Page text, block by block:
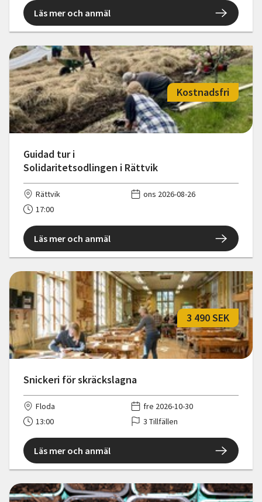
Läs mer och anmäl
Guidad tur i
Solidaritetsodlingen i Rättvik
Kostnadsfri
Rättvik
ons 2026-08-26
17:00
Läs mer och anmäl
Snickeri för skräckslagna
3 490 SEK
Floda
fre 2026-10-30
13:00
3 Tillfällen
Läs mer och anmäl